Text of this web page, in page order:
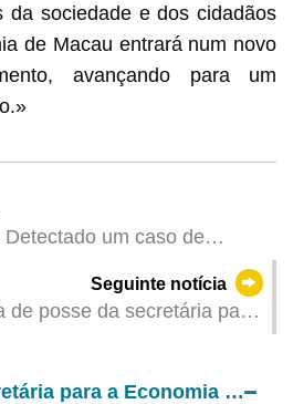
da sociedade e dos cidadãos
de Macau entrará num novo
avançando para um
um caso de
Seguinte notícia
de posse da secretária para
Gabinete da Secretária para a Economia e Finanças